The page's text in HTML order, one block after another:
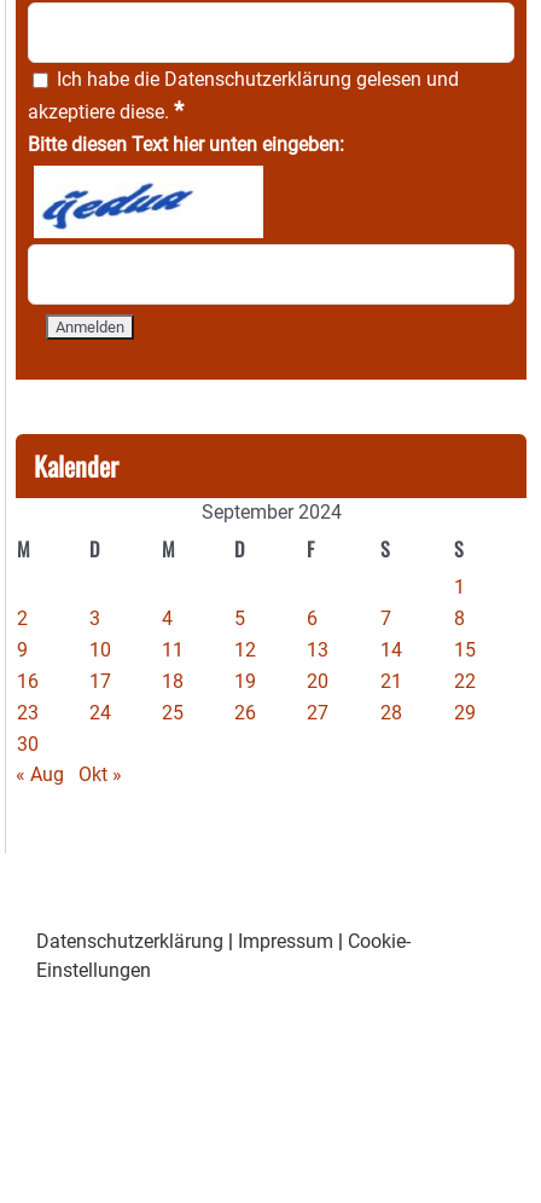
Ich habe die Datenschutzerklärung gelesen und
akzeptiere diese. *
Bitte diesen Text hier unten eingeben:
Kalender
September 2024
M D M D F S S
1
2
3 4 5 6 7
8
9
10 11 12 13 14
15
16
17 18 19 20 21
22
23
24 25 26 27 28
29
30
« Aug
Okt »
Datenschutzerklärung | Impressum | Cookie-
Einstellungen